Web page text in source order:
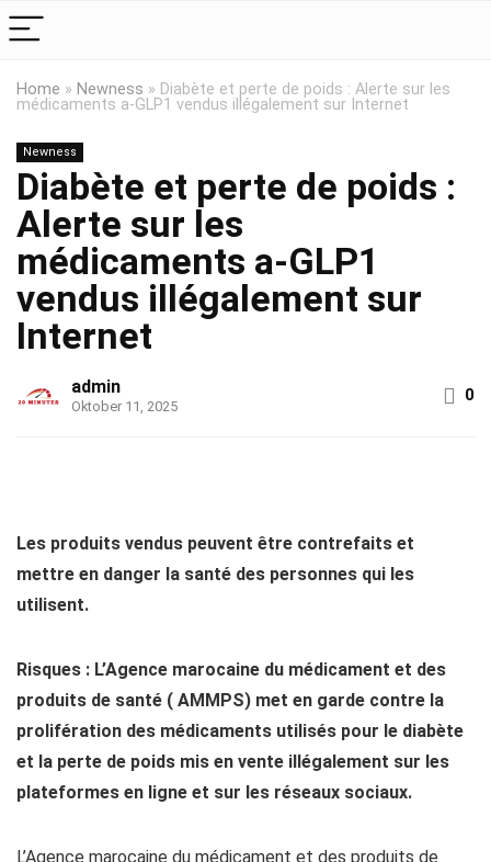
Home » Newness » Diabète et perte de poids : Alerte sur les
médicaments a-GLP1 vendus illégalement sur Internet
Newness
Diabète et perte de poids :
Alerte sur les
médicaments a-GLP1
vendus illégalement sur
Internet
admin
Oktober 11, 2025
0
Les produits vendus peuvent être contrefaits et
mettre en danger la santé des personnes qui les
utilisent.
Risques : L’Agence marocaine du médicament et des
produits de santé ( AMMPS) met en garde contre la
prolifération des médicaments utilisés pour le diabète
et la perte de poids mis en vente illégalement sur les
plateformes en ligne et sur les réseaux sociaux.
L’Agence marocaine du médicament et des produits de